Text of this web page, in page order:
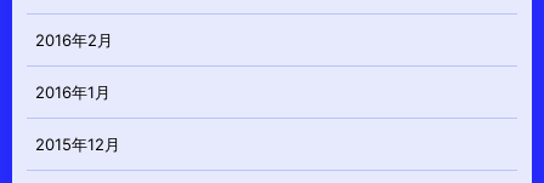
2016年2月
2016年1月
2015年12月